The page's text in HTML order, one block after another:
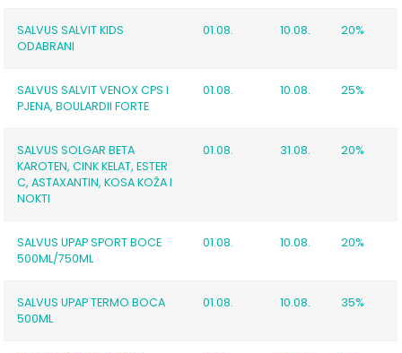
SALVUS SALVIT KIDS
ODABRANI
01.08. 10.08. 20%
SALVUS SALVIT VENOX CPS I
PJENA, BOULARDII FORTE
01.08. 10.08. 25%
SALVUS SOLGAR BETA
KAROTEN, CINK KELAT, ESTER
C, ASTAXANTIN, KOSA KOŽA I
NOKTI
01.08. 31.08. 20%
SALVUS UPAP SPORT BOCE
500ML/750ML
01.08. 10.08. 20%
SALVUS UPAP TERMO BOCA
500ML
01.08. 10.08. 35%